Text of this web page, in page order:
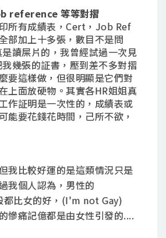
reference 等等對摺
所有成績表，Cert，Job Ref
部加上十多張，數目不是問
讀屎片的，我曾經試過一次見
幾張的証書，壓到差不多對摺
要這樣做，但很明顯是它們對
上面放硬物。其實各HR姐姐真
作証明是一次性的，成績表或
能要花錢花時間，己所不欲，
我比較好運的是這類情況只是
我個人認為，男性的
比女的好，(I'm not Gay)
慘痛記億都是由女性引發的....